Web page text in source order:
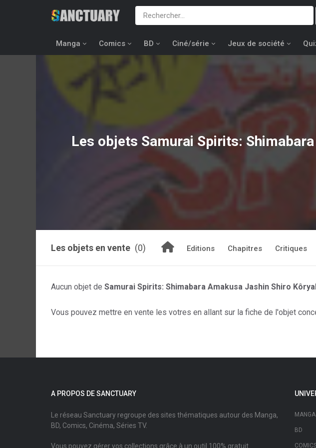
Manga Comics BD Ciné/série Jeux de société
Les objets Samurai Spirits:
Les objets en vente (0) Editions Chapitres Critiques
Aucun objet de Samurai Spirits: Shimabara Amakusa Jashin Shiro
Vous pouvez mettre en vente les votres en allant sur la fiche de l'objet
A PROPOS DE SANCTUARY
Le réseau Sanctuary regroupe des sites thématiques autour des Manga,
BD, Comics, Cinéma, Séries TV.
Vous pouvez gérer vos collections grâce à un outil 100% gratuit.
MANGA
BD